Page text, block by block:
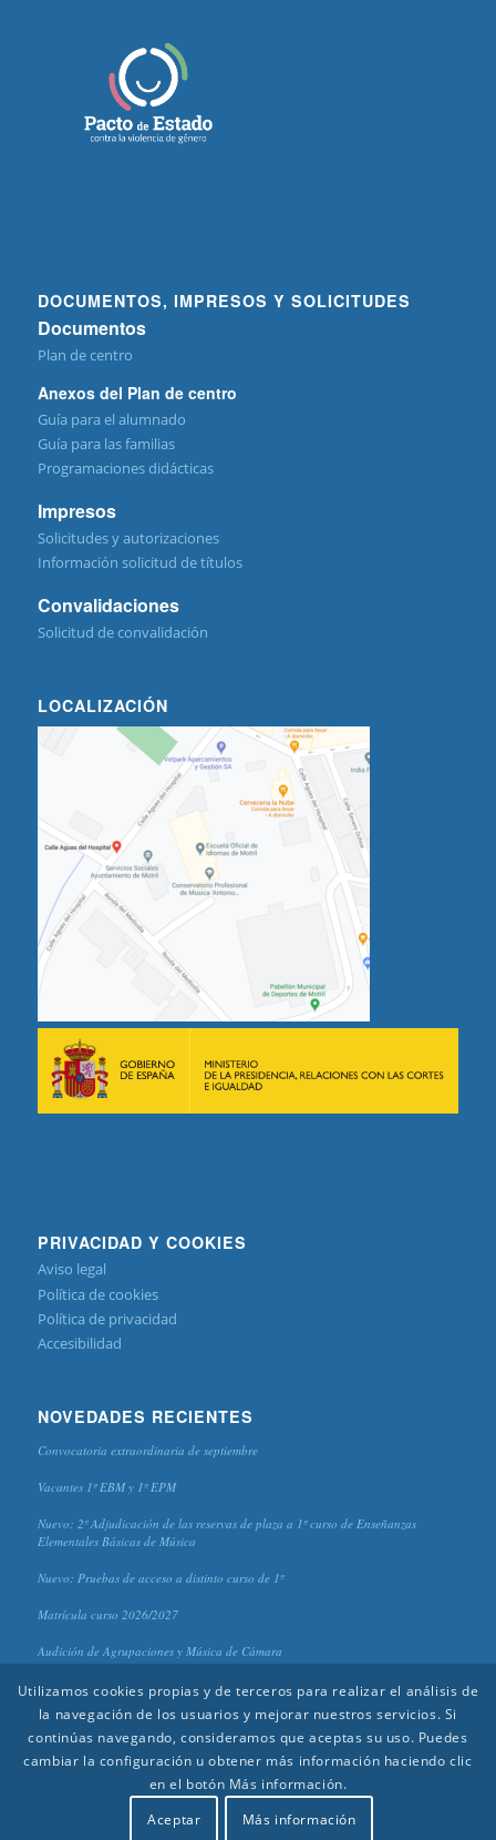
DOCUMENTOS, IMPRESOS Y SOLICITUDES
Documentos
Plan de centro
Anexos del Plan de centro
Guía para el alumnado
Guía para las familias
Programaciones didácticas
Impresos
Solicitudes y autorizaciones
Información solicitud de títulos
Convalidaciones
Solicitud de convalidación
LOCALIZACIÓN
PRIVACIDAD Y COOKIES
Aviso legal
Política de cookies
Política de privacidad
Accesibilidad
NOVEDADES RECIENTES
Convocatoria extraordinaria de septiembre
Vacantes 1º EBM y 1º EPM
Nuevo: 2º Adjudicación de las reservas de plaza a 1º curso de Enseñanzas
Elementales Básicas de Música
Nuevo: Pruebas de acceso a distinto curso de 1º
Matrícula curso 2026/2027
Audición de Agrupaciones y Música de Cámara
© 2020 CPM "Antonio Lorenzo" - Diseño y edición:Aída Reinoso
Utilizamos cookies propias y de terceros para realizar el análisis de
la navegación de los usuarios y mejorar nuestros servicios. Si
continúas navegando, consideramos que aceptas su uso. Puedes
cambiar la configuración u obtener más información haciendo clic
en el botón Más información.
Aceptar
Más información